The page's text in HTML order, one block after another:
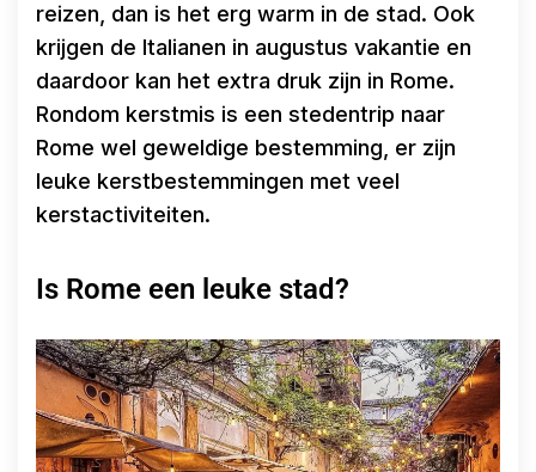
reizen, dan is het erg warm in de stad. Ook
krijgen de Italianen in augustus vakantie en
daardoor kan het extra druk zijn in Rome.
Rondom kerstmis is een stedentrip naar
Rome wel geweldige bestemming, er zijn
leuke kerstbestemmingen met veel
kerstactiviteiten.
Is Rome een leuke stad?